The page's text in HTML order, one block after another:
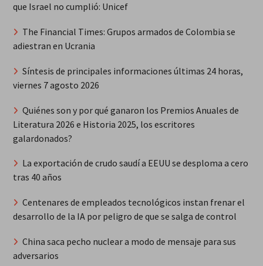
que Israel no cumplió: Unicef
The Financial Times: Grupos armados de Colombia se
adiestran en Ucrania
Síntesis de principales informaciones últimas 24 horas,
viernes 7 agosto 2026
Quiénes son y por qué ganaron los Premios Anuales de
Literatura 2026 e Historia 2025, los escritores
galardonados?
La exportación de crudo saudí a EEUU se desploma a cero
tras 40 años
Centenares de empleados tecnológicos instan frenar el
desarrollo de la IA por peligro de que se salga de control
China saca pecho nuclear a modo de mensaje para sus
adversarios